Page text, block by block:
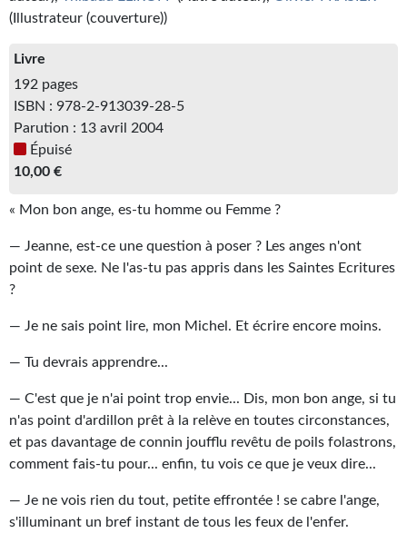
Une Heure-Lumière
Bifrost
Livres audio
Gratuit
BIFROST
Tous les numéros
S'abonner
Les critiques
Le blog
Le prix des lecteurs
GOODIES
(Illustrateur (couverture))
Livre
192 pages
ISBN : 978-2-913039-28-5
Parution : 13 avril 2004
Épuisé
10,00 €
« Mon bon ange, es-tu homme ou Femme ?
— Jeanne, est-ce une question à poser ? Les anges n'ont
point de sexe. Ne l'as-tu pas appris dans les Saintes Ecritures
?
— Je ne sais point lire, mon Michel. Et écrire encore moins.
— Tu devrais apprendre...
— C'est que je n'ai point trop envie... Dis, mon bon ange, si tu
n'as point d'ardillon prêt à la relève en toutes circonstances,
et pas davantage de connin joufflu revêtu de poils folastrons,
comment fais-tu pour... enfin, tu vois ce que je veux dire...
— Je ne vois rien du tout, petite effrontée ! se cabre l'ange,
s'illuminant un bref instant de tous les feux de l'enfer.